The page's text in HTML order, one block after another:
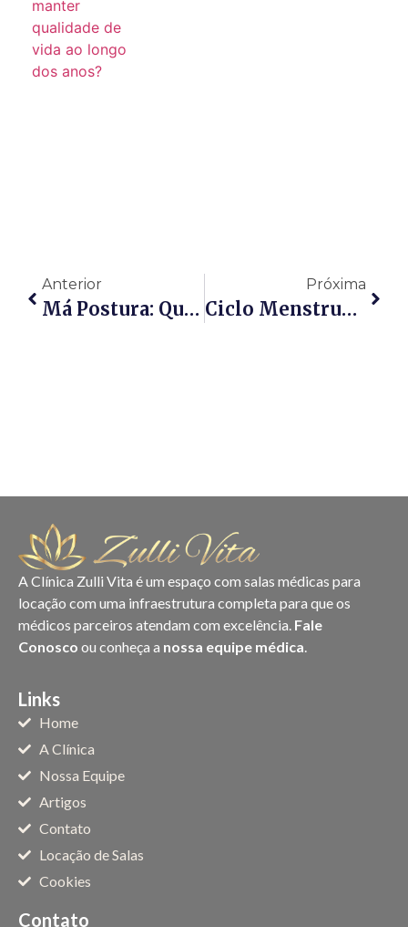
Anterior
Má Postura: Quais Os Riscos E Quando Procurar Fisioterapia?
Próxima
Ciclo Menstrual Irregular: Quando É Normal E Quando Procurar Um Ginecologista?
A Clínica Zulli Vita é um espaço com salas médicas para
locação com uma infraestrutura completa para que os
médicos parceiros atendam com excelência. Fale
Conosco ou conheça a nossa equipe médica.
Links
Home
A Clínica
Nossa Equipe
Artigos
Contato
Locação de Salas
Cookies
Contato